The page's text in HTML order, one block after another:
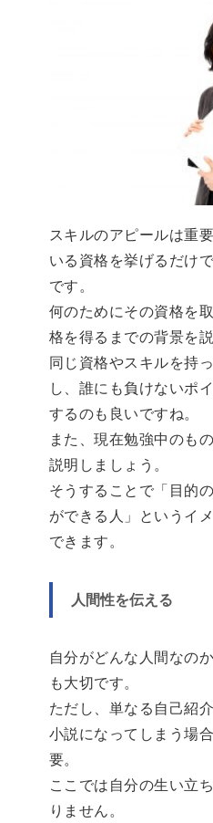
スキルのアピールは重
いる資格を挙げるだけ
です。
何のためにその資格を
格を得るまでの背景を
同じ資格やスキルを持
し、誰にも負けないポ
するのも良いですね。
また、現在勉強中のも
説明しましょう。
そうすることで「目的
ができる人」というイ
できます。
人間性を伝える
自分がどんな人間なの
も大切です。
ただし、単なる自己紹
小説になってしまう場
要。
ここでは自分の生い立
りません。